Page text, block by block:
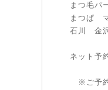
まつ毛パ
まつぱ
石川 金
ネット予
※ご予約